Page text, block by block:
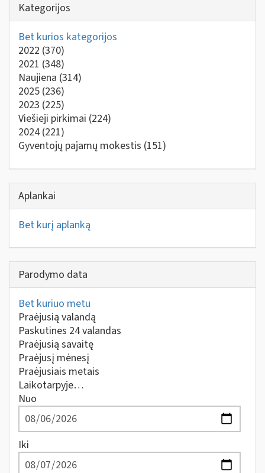
Kategorijos
Bet kurios kategorijos
2022 (370)
2021 (348)
Naujiena (314)
2025 (236)
2023 (225)
Viešieji pirkimai (224)
2024 (221)
Gyventojų pajamų mokestis (151)
Aplankai
Bet kurį aplanką
Parodymo data
Bet kuriuo metu
Praėjusią valandą
Paskutines 24 valandas
Praėjusią savaitę
Praėjusį mėnesį
Praėjusiais metais
Laikotarpyje…
Nuo
Iki